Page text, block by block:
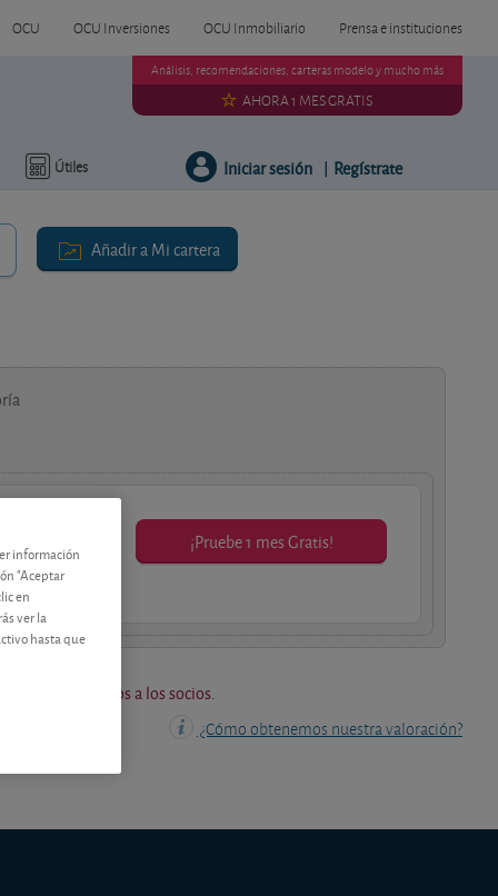
OCU OCU Inversiones OCU Inmobiliario Prensa e instituciones
Útiles
Análisis, recomendaciones, carteras modelo y mucho más
AHORA 1 MES GRATIS
Iniciar sesión | Regístrate
Añadir a Mi cartera
socios.
¡Pruebe 1 mes Gratis!
están reservados a los socios.
¿Cómo obtenemos nuestra valoración?
información
"Aceptar
en
ver la
hasta que